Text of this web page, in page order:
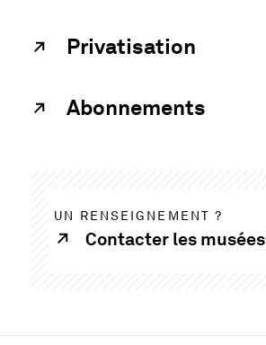
Privatisation
Abonnements
UN RENSEIGNEMENT ?
Contacter les musées